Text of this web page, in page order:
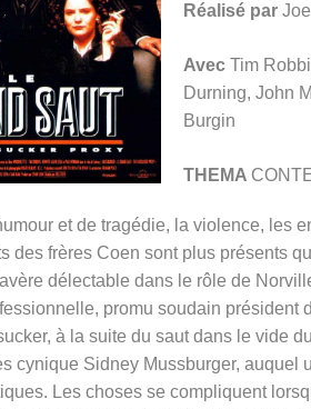
Réalisé par
Avec Tim
Durning, John
Burgin
THEMA
et de tragédie, la violence, les
des frères Coen sont plus présents
délectable dans le rôle de
promu soudain président
à la suite du saut dans le vide
cynique Sidney Mussburger,
Les choses se compliquent